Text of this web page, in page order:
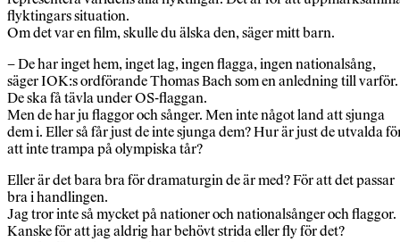
flyktingars situation.
Om det var en film, skulle du älska den, säger mitt barn.
– De har inget hem, inget lag, ingen flagga, ingen nationalsång,
säger IOK:s ordförande Thomas Bach som en anledning till varför.
De ska få tävla under OS-flaggan.
Men de har ju flaggor och sånger. Men inte något land att sjunga
dem i. Eller så får just de inte sjunga dem? Hur är just de utvalda
att inte trampa på olympiska tår?
Eller är det bara bra för dramaturgin de är med? För att det passar
bra i handlingen.
Jag tror inte så mycket på nationer och nationalsånger och flaggor.
Kanske för att jag aldrig har behövt strida eller fly för det?